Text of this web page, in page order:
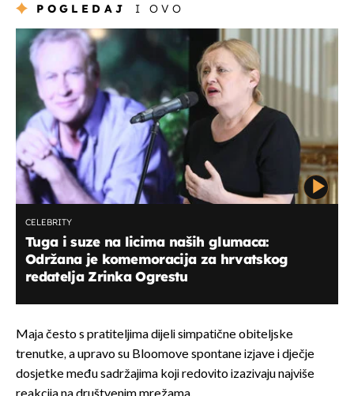
POGLEDAJ I OVO
CELEBRITY
Tuga i suze na licima naših glumaca:
Održana je komemoracija za hrvatskog
redatelja Zrinka Ogrestu
Maja često s pratiteljima dijeli simpatične obiteljske
trenutke, a upravo su Bloomove spontane izjave i dječje
dosjetke među sadržajima koji redovito izazivaju najviše